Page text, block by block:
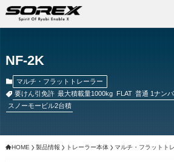
NF-2K
マルチ・フラットトレーラー
要けん引免許 最大積載量1000kg FLAT 普通 1ナン
スノーモービル2台積
HOME 製品情報 トレーラー本体 マルチ・フラットト